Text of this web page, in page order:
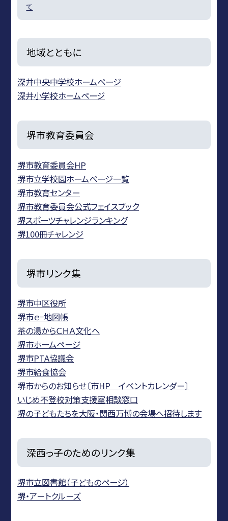
て
地域とともに
深井中央中学校ホームページ
深井小学校ホームページ
堺市教育委員会
堺市教育委員会HP
堺市立学校園ホームページ一覧
堺市教育センター
堺市教育委員会公式フェイスブック
堺スポーツチャレンジランキング
堺100冊チャレンジ
堺市リンク集
堺市中区役所
堺市ｅ−地図帳
茶の湯からＣＨＡ文化へ
堺市ホームページ
堺市PTA協議会
堺市給食協会
堺市からのお知らせ〔市HP イベントカレンダー〕
いじめ不登校対策支援室相談窓口
堺の子どもたちを大阪・関西万博の会場へ招待します
深西っ子のためのリンク集
堺市立図書館（子どものページ）
堺・アートクルーズ